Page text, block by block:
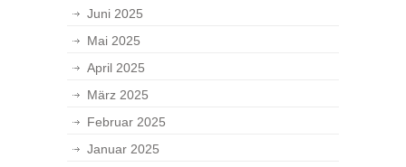
Juni 2025
Mai 2025
April 2025
März 2025
Februar 2025
Januar 2025